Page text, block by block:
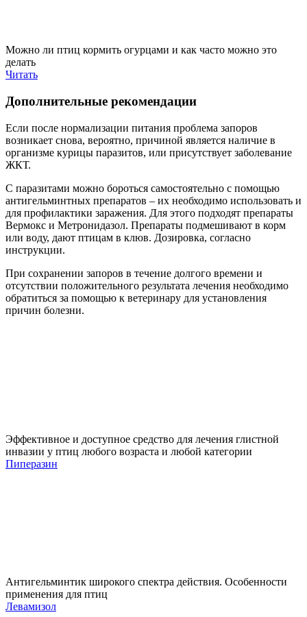
Можно ли птиц кормить огурцами и как часто можно это
делать
Читать
Дополнительные рекомендации
Если после нормализации питания проблема запоров
возникает снова, вероятно, причиной является наличие в
организме курицы паразитов, или присутствует заболевание
ЖКТ.
С паразитами можно бороться самостоятельно с помощью
антигельминтных препаратов – их необходимо использовать и
для профилактики заражения. Для этого подходят препараты
Вермокс и Метронидазол. Препараты подмешивают в корм
или воду, дают птицам в клюв. Дозировка, согласно
инструкции.
При сохранении запоров в течение долгого времени и
отсутствии положительного результата лечения необходимо
обратиться за помощью к ветеринару для установления
причин болезни.
Эффективное и доступное средство для лечения глистной
инвазии у птиц любого возраста и любой категории
Пиперазин
Антигельминтик широкого спектра действия. Особенности
применения для птиц
Левамизол